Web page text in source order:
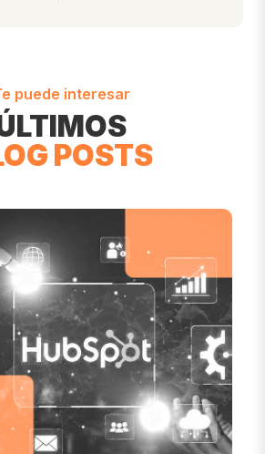
puede interesar
POSTS